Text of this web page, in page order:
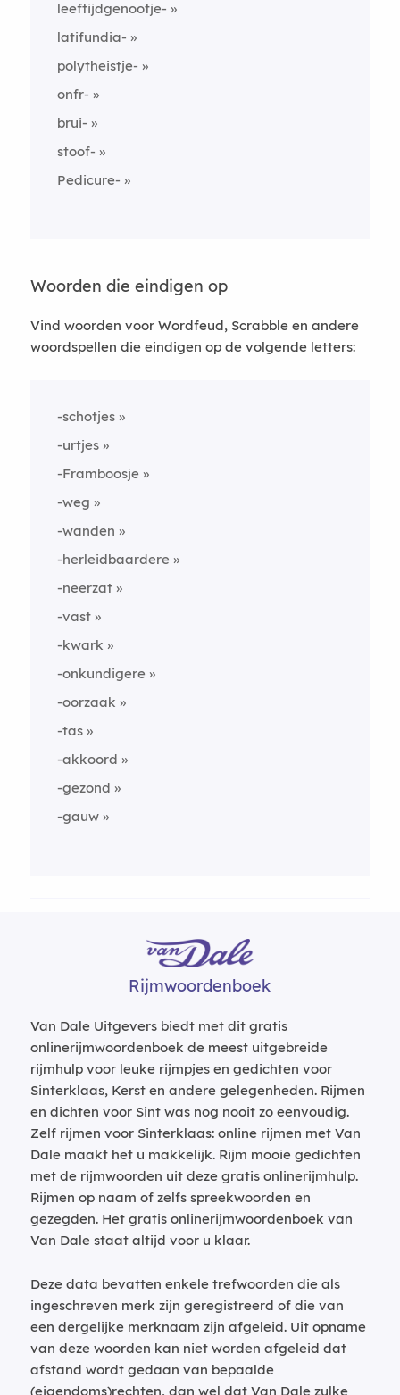
leeftijdgenootje-
latifundia-
polytheistje-
onfr-
brui-
stoof-
Pedicure-
Woorden die eindigen op
Vind woorden voor Wordfeud, Scrabble en andere
woordspellen die eindigen op de volgende letters:
-schotjes
-urtjes
-Framboosje
-weg
-wanden
-herleidbaardere
-neerzat
-vast
-kwark
-onkundigere
-oorzaak
-tas
-akkoord
-gezond
-gauw
Rijmwoordenboek
Van Dale Uitgevers biedt met dit gratis
onlinerijmwoordenboek de meest uitgebreide
rijmhulp voor leuke rijmpjes en gedichten voor
Sinterklaas, Kerst en andere gelegenheden. Rijmen
en dichten voor Sint was nog nooit zo eenvoudig.
Zelf rijmen voor Sinterklaas: online rijmen met Van
Dale maakt het u makkelijk. Rijm mooie gedichten
met de rijmwoorden uit deze gratis onlinerijmhulp.
Rijmen op naam of zelfs spreekwoorden en
gezegden. Het gratis onlinerijmwoordenboek van
Van Dale staat altijd voor u klaar.
Deze data bevatten enkele trefwoorden die als
ingeschreven merk zijn geregistreerd of die van
een dergelijke merknaam zijn afgeleid. Uit opname
van deze woorden kan niet worden afgeleid dat
afstand wordt gedaan van bepaalde
(eigendoms)rechten, dan wel dat Van Dale zulke